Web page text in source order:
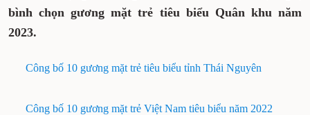
bình chọn gương mặt trẻ tiêu biểu Quân khu năm
2023.
Công bố 10 gương mặt trẻ tiêu biểu tỉnh Thái Nguyên
Công bố 10 gương mặt trẻ Việt Nam tiêu biểu năm 2022